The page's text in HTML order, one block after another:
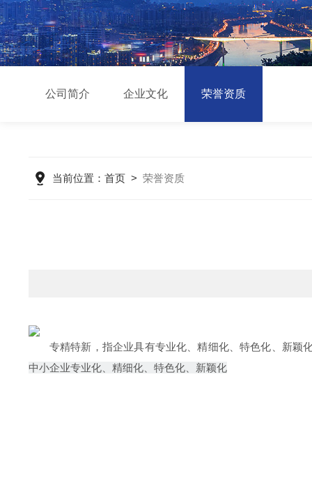
公司简介 企业文化 荣誉资质
当前位置： 首页> 荣誉资质
专精特新，指企业具有专业化 、精细化、特色化 、新颖
中小企业专业化、精细化、特色化、新颖化